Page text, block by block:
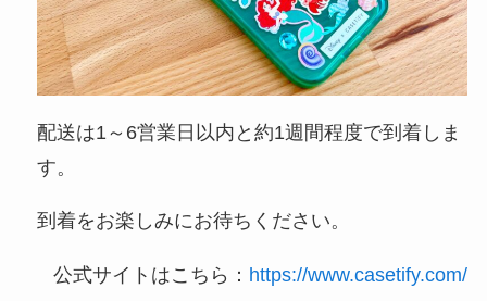
配送は1～6営業日以内と約1週間程度で到着しま
す。
到着をお楽しみにお待ちください。
公式サイトはこちら： https://www.casetify.com/